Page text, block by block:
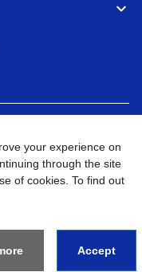
သုံးစွဲရန် ဝက်ဆိုဒ်အညွှန်း
your experience on
through the site
of cookies. To find out
Accept